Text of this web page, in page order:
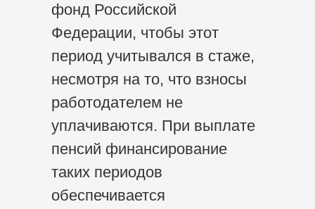
фонд Российской
Федерации, чтобы этот
период учитывался в стаже,
несмотря на то, что взносы
работодателем не
уплачиваются. При выплате
пенсий финансирование
таких периодов
обеспечивается